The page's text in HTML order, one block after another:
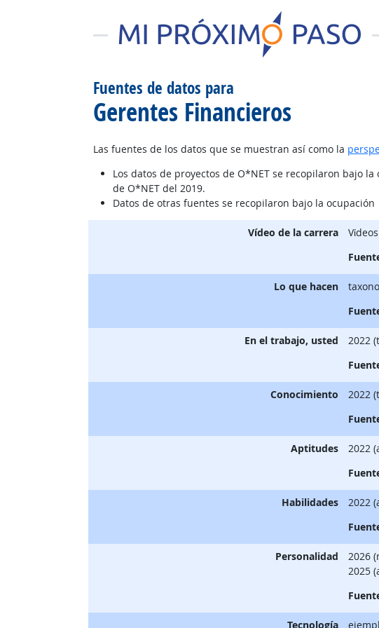
Fuentes de datos para
Gerentes Financieros
Las fuentes de los datos que se muestran así como la
Los datos de proyectos de O*NET se recopilaron bajo la
de O*NET del 2019.
Datos de otras fuentes se recopilaron bajo la ocupación
Vídeo de la carrera
Lo que hacen
En el trabajo, usted
2022
Conocimiento
2022
Aptitudes
2022
Habilidades
2022
Personalidad
2026
2025
Tecnología